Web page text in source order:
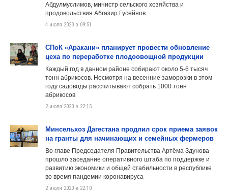
Абдулмуслимов, министр сельского хозяйства и
продовольствия Абгазир Гусейнов
4 июля 2020 в 09:51
СПоК «Аракани» планирует провести обновление
цеха по переработке плодоовощной продукции
Каждый год в данном районе собирают около 5-6 тысяч
тонн абрикосов. Несмотря на весенние заморозки в этом
году садоводы рассчитывают собрать 1000 тонн
абрикосов
2 июля 2020 в 22:15
Минсельхоз Дагестана продлил срок приема заявок
на гранты для начинающих и семейных фермеров
Во главе Председателя Правительства Артёма Здунова
прошло заседание оперативного штаба по поддержке и
развитию экономики и общей стабильности в республике
во время пандемии коронавируса
2 июля 2020 в 22:10